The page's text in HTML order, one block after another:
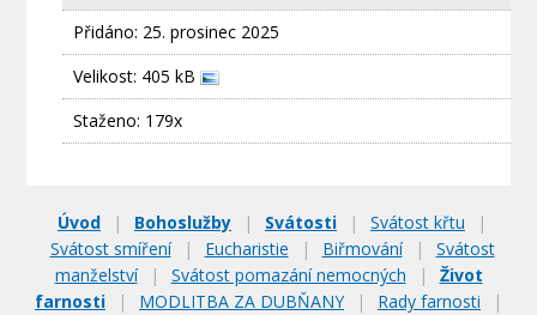
Přidáno: 25. prosinec 2025
Velikost: 405 kB
Staženo: 179x
Úvod | Bohoslužby | Svátosti | Svátost křtu
|
Svátost smíření
| Eucharistie | Biřmování |
Svátost
manželství
| Svátost pomazání nemocných |
Život
farnosti
| MODLITBA ZA DUBŇANY | Rady farnosti
|